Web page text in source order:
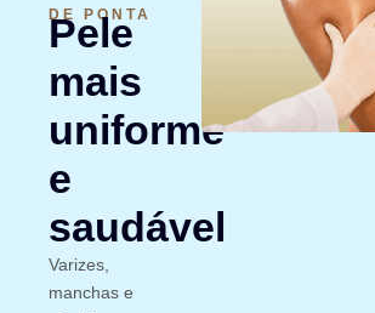
DE PONTA
Pele
mais
uniforme
e
saudável
Varizes,
manchas e